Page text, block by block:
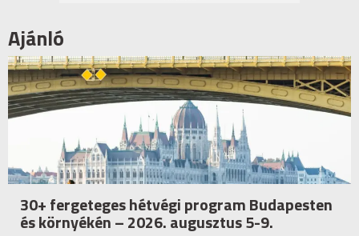
Ajánló
30+ fergeteges hétvégi program Budapesten
és környékén – 2026. augusztus 5-9.